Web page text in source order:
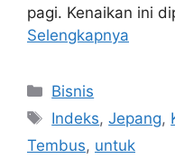
pagi. Kenaikan ini
Selengkapnya
Kategori
Bisnis
Tag
Indeks,Jepang,
Tembus, untuk